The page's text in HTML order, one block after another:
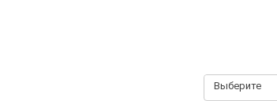
Выберите